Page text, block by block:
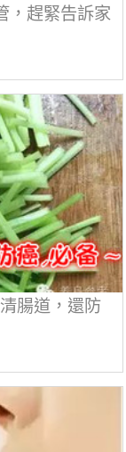
，趕緊告訴家
腸道，還防